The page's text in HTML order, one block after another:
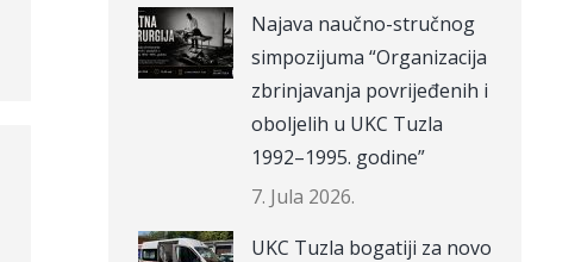
Najava naučno-stručnog
simpozijuma “Organizacija
zbrinjavanja povrijeđenih i
oboljelih u UKC Tuzla
1992–1995. godine”
7. Jula 2026.
UKC Tuzla bogatiji za novo